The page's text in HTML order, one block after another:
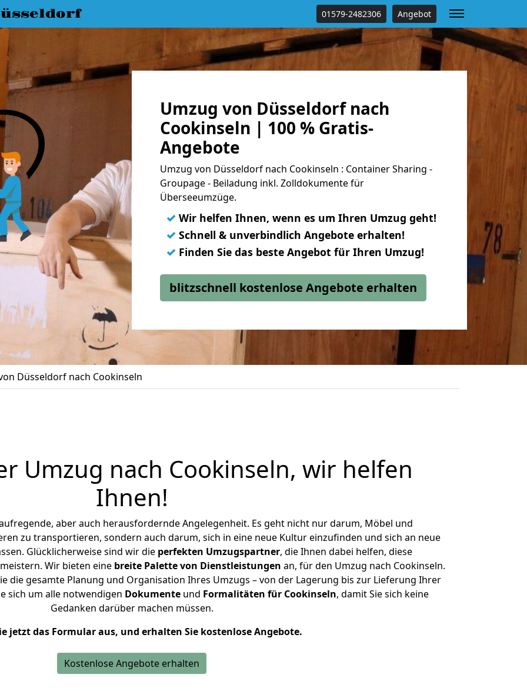
01579-2482306 Angebot
Umzug von Düsseldorf nach
Cookinseln | 100 % Gratis-
Angebote
Umzug von Düsseldorf nach Cookinseln : Container Sharing -
Groupage - Beiladung inkl. Zolldokumente für
Überseeumzüge.
✓ Wir helfen Ihnen, wenn es um Ihren Umzug geht!
✓ Schnell & unverbindlich Angebote erhalten!
✓ Finden Sie das beste Angebot für Ihren Umzug!
blitzschnell kostenlose Angebote erhalten
Düsseldorf nach Cookinseln
Umzug nach Cookinseln, wir helfen
Ihnen!
aber auch herausfordernde Angelegenheit. Es geht nicht nur darum, Möbel und
zu transportieren, sondern auch darum, sich in eine neue Kultur einzufinden und sich an neue
Glücklicherweise sind wir die perfekten Umzugspartner, die Ihnen dabei helfen, diese
Wir bieten eine breite Palette von Dienstleistungen an, für den Umzug nach Cookinseln.
die gesamte Planung und Organisation Ihres Umzugs – von der Lagerung bis zur Lieferung Ihrer
sich um alle notwendigen Dokumente und Formalitäten für Cookinseln, damit Sie sich keine
Gedanken darüber machen müssen.
jetzt das Formular aus, und erhalten Sie kostenlose Angebote.
Kostenlose Angebote erhalten